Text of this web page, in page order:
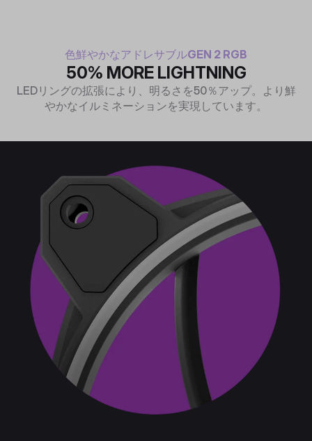
色鮮やかなアドレサブルGEN 2 RGB
50% MORE LIGHTNING
LEDリングの拡張により、明るさを50％アップ。より鮮
やかなイルミネーションを実現しています。